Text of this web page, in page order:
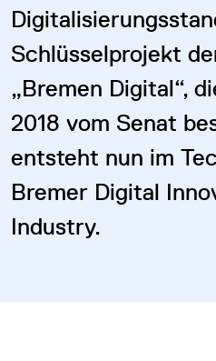
Schlüsselprojekt
„Bremen Digital“,
2018 vom Senat
entsteht nun im
Bremer Digital
Industry.